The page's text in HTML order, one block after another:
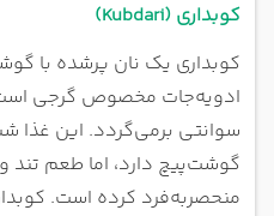
کوبداری (Kubdari)
کوبداری یک نان پرشده با
ادویه‌جات مخصوص گرجی
سوانتی برمی‌گردد. این غذا
گوشت‌پیچ دارد، اما طعم
منحصربه‌فرد کرده است.